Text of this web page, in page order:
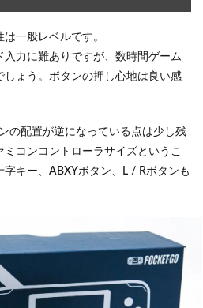
一般レベルです。
入力に難ありですが、数時間ゲーム
しょう。ボタンの押し心地は良い感
の配置が逆になっている点は少し残
コンコントローラサイズというこ
キー、ABXYボタン、L / Rボタンも